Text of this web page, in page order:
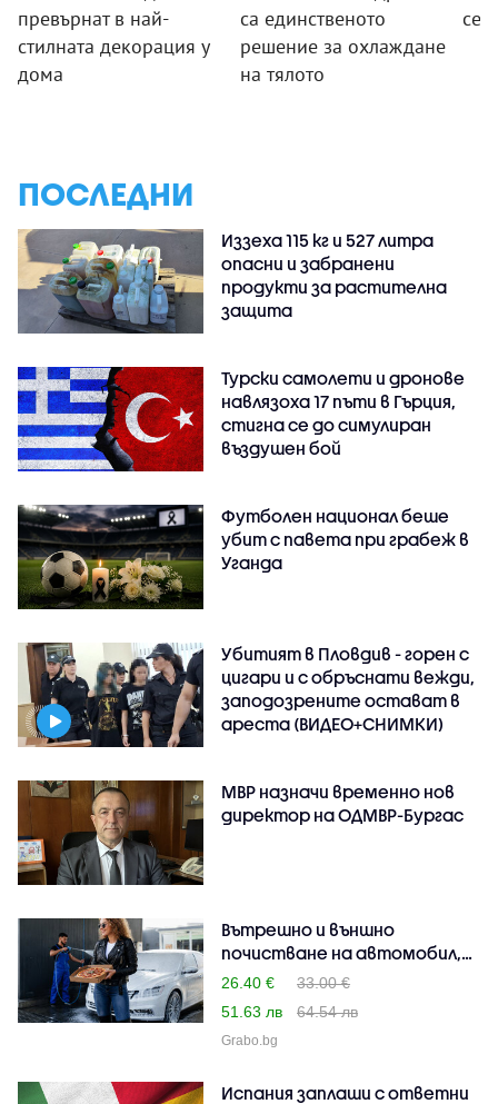
превърнат в най-
стилната декорация у
дома
са единственото
решение за охлаждане
на тялото
се
ПОСЛЕДНИ
Иззеха 115 кг и 527 литра
опасни и забранени
продукти за растителна
защита
Турски самолети и дронове
навлязоха 17 пъти в Гърция,
стигна се до симулиран
въздушен бой
Футболен национал беше
убит с павета при грабеж в
Уганда
Убитият в Пловдив - горен с
цигари и с обръснати вежди,
заподозрените остават в
ареста (ВИДЕО+СНИМКИ)
МВР назначи временно нов
директор на ОДМВР-Бургас
Вътрешно и външно
почистване на автомобил,
п..
26.40 €
33.00 €
51.63 лв
64.54 лв
Grabo.bg
Испания заплаши с ответни